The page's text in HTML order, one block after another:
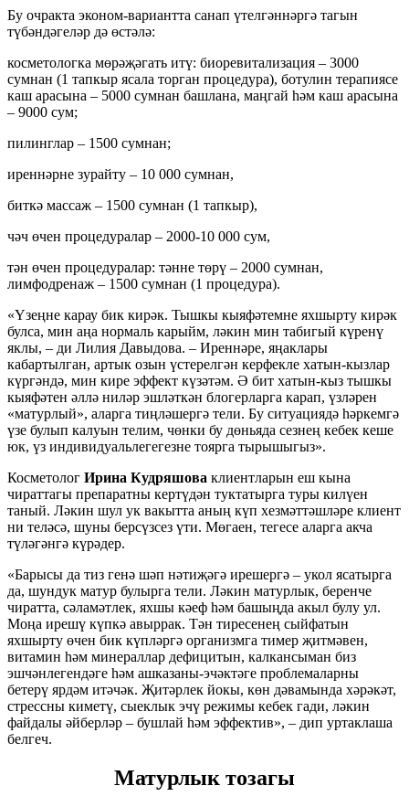
Бу очракта эконом-вариантта санап үтелгәннәргә тагын
түбәндәгеләр дә өстәлә:
косметологка мөрәҗәгать итү: биоревитализация – 3000
сумнан (1 тапкыр ясала торган процедура), ботулин терапиясе
каш арасына – 5000 сумнан башлана, маңгай һәм каш арасына
– 9000 сум;
пилинглар – 1500 сумнан;
иреннәрне зурайту – 10 000 сумнан,
биткә массаж – 1500 сумнан (1 тапкыр),
чәч өчен процедуралар – 2000-10 000 сум,
тән өчен процедуралар: тәнне төрү – 2000 сумнан,
лимфодренаж – 1500 сумнан (1 процедура).
«Үзеңне карау бик кирәк. Тышкы кыяфәтемне яхшырту кирәк
булса, мин аңа нормаль карыйм, ләкин мин табигый күренү
яклы, – ди Лилия Давыдова. – Иреннәре, яңаклары
кабартылган, артык озын үстерелгән керфекле хатын-кызлар
күргәндә, мин кире эффект күзәтәм. Ә бит хатын-кыз тышкы
кыяфәтен әллә ниләр эшләткән блогерларга карап, үзләрен
«матурлый», аларга тиңләшергә тели. Бу ситуациядә һәркемгә
үзе булып калуын телим, чөнки бу дөньяда сезнең кебек кеше
юк, үз индивидуальлегегезне тоярга тырышыгыз».
Косметолог Ирина Кудряшова клиентларын еш кына
чираттагы препаратны кертүдән туктатырга туры килүен
таный. Ләкин шул ук вакытта аның күп хезмәттәшләре клиент
ни теләсә, шуны берсүзсез үти. Мөгаен, тегесе аларга акча
түләгәнгә күрәдер.
«Барысы да тиз генә шәп нәтиҗәгә ирешергә – укол ясатырга
да, шундук матур булырга тели. Ләкин матурлык, беренче
чиратта, сәламәтлек, яхшы кәеф һәм башыңда акыл булу ул.
Моңа ирешү күпкә авыррак. Тән тиресенең сыйфатын
яхшырту өчен бик күпләргә организмга тимер җитмәвен,
витамин һәм минераллар дефицитын, калкансыман биз
эшчәнлегендәге һәм ашказаны-эчәктәге проблемаларны
бетерү ярдәм итәчәк. Җитәрлек йокы, көн дәвамында хәрәкәт,
стрессны киметү, сыеклык эчү режимы кебек гади, ләкин
файдалы әйберләр – бушлай һәм эффектив», – дип уртаклаша
белгеч.
Матурлык тозагы